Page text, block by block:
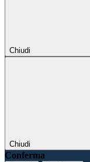
Chiudi
Chiudi
Conferma